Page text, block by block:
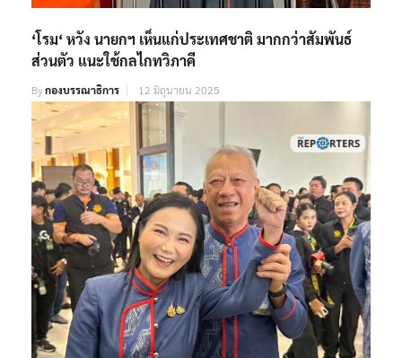
‘โรม‘ หวัง นายกฯ เห็นแก่ประเทศชาติ มากกว่าสัมพันธ์
ส่วนตัว แนะใช้กลไกทวิภาคี
Byกองบรรณาธิการ 12 มิถุนายน 2025